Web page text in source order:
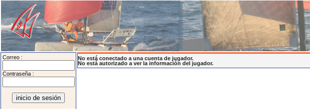
Correo :
Contraseña :
No está conectado a una cuenta de jugador.
No está autorizado a ver la información del jugador.